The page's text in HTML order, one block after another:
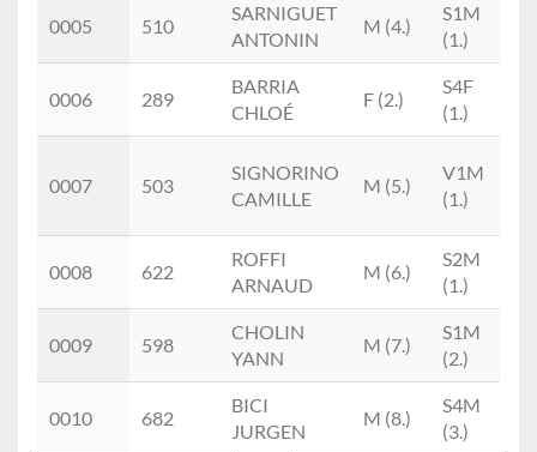
0005 510
SARNIGUET
ANTONIN
M (4.)
S1M
(1.)
0006 289
BARRIA
CHLOÉ
F (2.)
S4F
(1.)
0007 503
SIGNORINO
CAMILLE
M (5.)
V1M
(1.)
0008 622
ROFFI
ARNAUD
M (6.)
S2M
(1.)
0009 598
CHOLIN
YANN
M (7.)
S1M
(2.)
0010 682
BICI
JURGEN
M (8.)
S4M
(3.)